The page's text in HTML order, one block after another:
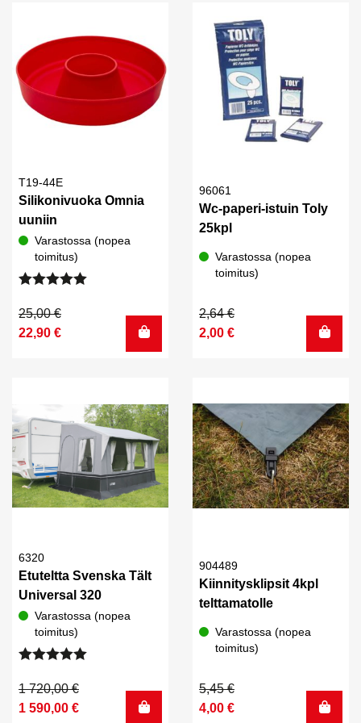
T19-44E
Silikonivuoka Omnia
uuniin
Varastossa (nopea
toimitus)
tuotteesta:
5.00
25,00€
Alkuperäinen
hinta
22,90 €
Nykyinen
hinta
96061
Wc-paperi-istuin Toly
25kpl
Varastossa (nopea
toimitus)
2,64€
Alkuperäinen
hinta
2,00 €
Nykyinen
hinta
6320
Etuteltta Svenska Tält
Universal 320
Varastossa (nopea
toimitus)
tuotteesta:
/ 5
1 720,00€
Alkuperäinen
hinta
1 590,00 €
Nykyinen
hinta
904489
Kiinnitysklipsit 4kpl
telttamatolle
Varastossa (nopea
toimitus)
5,45€
Alkuperäinen
hinta
4,00 €
Nykyinen
hinta